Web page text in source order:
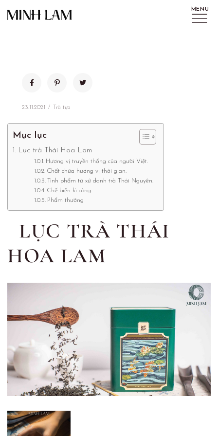
23.11.2021 Trà tựa
Mục lục
Lục trà Thái Hoa Lam
Hương vị truyền thống của người Việt.
Chất chứa hương vị thời gian.
Tinh phẩm từ xứ danh trà Thái Nguyên.
Chế biến kì công.
Phẩm thưởng
LỤC TRÀ THÁI
HOA LAM